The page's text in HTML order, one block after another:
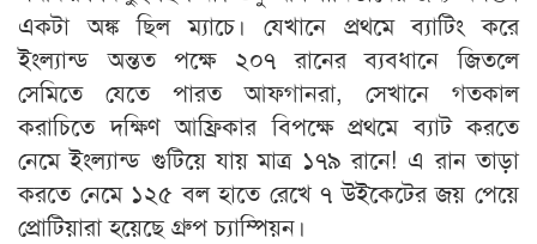
একটা অঙ্ক ছিল ম্যাচে। যেখানে প্রথমে ব্যাটিং করে
ইংল্যান্ড অন্তত পক্ষে ২০৭ রানের ব্যবধানে জিতলে
সেমিতে যেতে পারত আফগানরা, সেখানে গতকাল
করাচিতে দক্ষিণ আফ্রিকার বিপক্ষে প্রথমে ব্যাট করতে
নেমে ইংল্যান্ড গুটিয়ে যায় মাত্র ১৭৯ রানে! এ রান তাড়া
করতে নেমে ১২৫ বল হাতে রেখে ৭ উইকেটের জয় পেয়ে
প্রোটিয়ারা হয়েছে গ্রুপ চ্যাম্পিয়ন।